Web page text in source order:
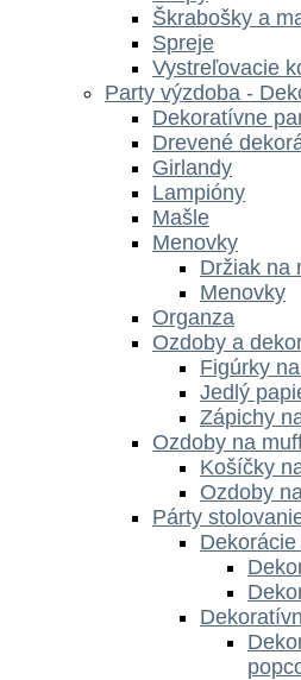
Škrabošky a
Spreje
Vystreľovacie
Party výzdoba -
Dekoratívne
Drevené
Girlandy
Lampióny
Mašle
Menovky
Držiak na
Menovky
Organza
Ozdoby a
Figúrky
Jedlý
Zápichy
Ozdoby na
Košíčky
Ozdoby
Párty